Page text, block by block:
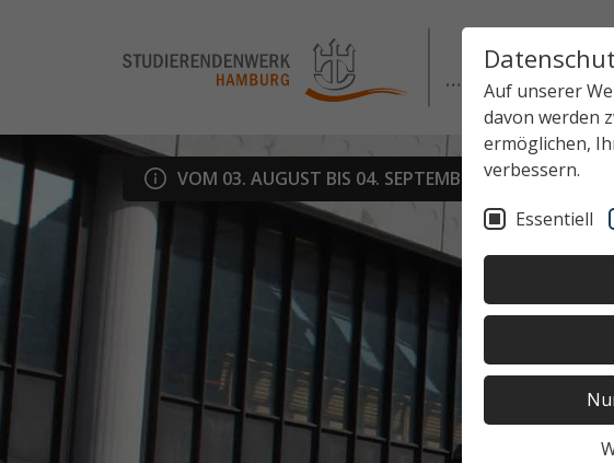
Auf unserer
davon werden
ermöglichen,
verbessern.
Essentiell
VOM 03. AUGUST BIS 04. SEPTEMBER 2026